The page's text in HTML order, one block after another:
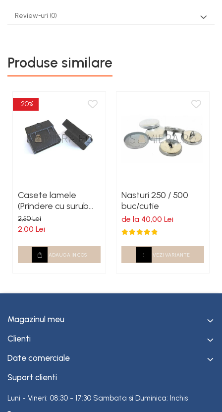
Review-uri (0)
Produse similare
-20%
Casete lamele
(Prindere cu surub
autoforant)
2,50 Lei
2,00 Lei
ADAUGA IN COS
Nasturi 250 / 500
buc/cutie
de la 40,00 Lei
VEZI VARIANTE
Magazinul meu
Clienti
Date comerciale
Suport clienti
Luni - Vineri: 08:30 - 17:30 Sambata si Duminica: Inchis